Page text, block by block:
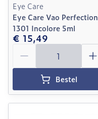
Eye Care
Eye Care Vao Perfection
1301 Incolore 5ml
€ 15,49
Aantal
Bestel